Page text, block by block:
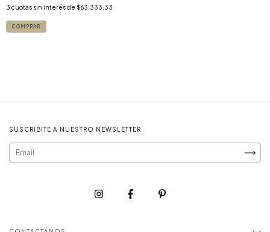
3 cuotas sin interés de $63.333,33
SUSCRIBITE A NUESTRO NEWSLETTER